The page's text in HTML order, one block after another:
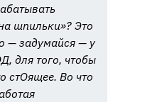
шпильки»? Это
— задумайся — у
для того, чтобы
стОящее. Во что